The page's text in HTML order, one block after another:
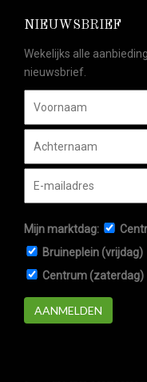
NIEUWSBRIEF
Wekelijks alle
nieuwsbrief.
Mijn marktdag:
Bruineplein (vrijdag)
Centrum (zaterdag)
AANMELDEN